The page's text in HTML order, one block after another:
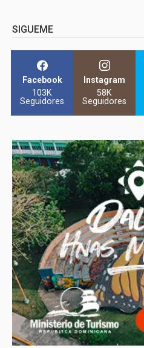
SIGUEME
Facebook
103K
Seguidores
Instagram
58K
Seguidores